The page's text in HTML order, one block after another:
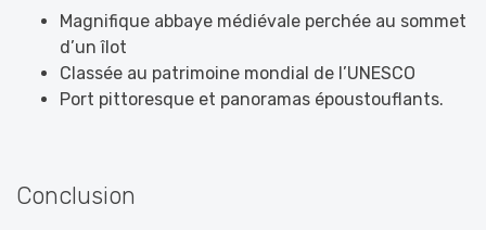
Magnifique abbaye médiévale perchée au sommet
d’un îlot
Classée au patrimoine mondial de l’UNESCO
Port pittoresque et panoramas époustouflants.
Conclusion